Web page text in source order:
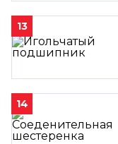
13
14